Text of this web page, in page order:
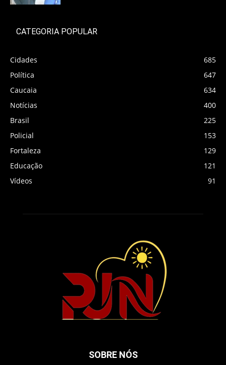
CATEGORIA POPULAR
Cidades
685
Política
647
Caucaia
634
Notícias
400
Brasil
225
Policial
153
Fortaleza
129
Educação
121
Vídeos
91
SOBRE NÓS